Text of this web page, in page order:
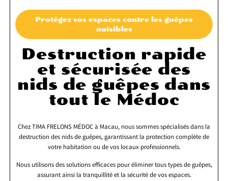
Protégez vos espaces contre les guêpes
nuisibles
Destruction rapide
et sécurisée des
nids de guêpes dans
tout le Médoc
Chez TIMA FRELONS MÉDOC à Macau, nous sommes spécialisés dans la
destruction des nids de guêpes, garantissant la protection complète de
votre habitation ou de vos locaux professionnels.
Nous utilisons des solutions efficaces pour éliminer tous types de guêpes,
assurant ainsi la tranquillité et la sécurité de vos espaces.